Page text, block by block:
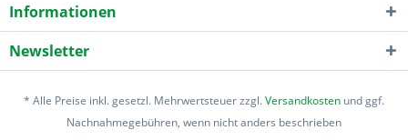
Informationen
Newsletter
* Alle Preise inkl. gesetzl. Mehrwertsteuer zzgl.Versandkosten und ggf.
Nachnahmegebühren, wenn nicht anders beschrieben